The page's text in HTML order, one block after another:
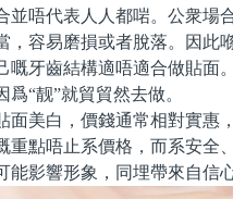
唔代表人人都啱。公衆場合
，容易磨損或者脫落。因此
嘅牙齒結構適唔適合做貼面
爲“靓”就貿貿然去做。
美白，價錢通常相對實惠，
重點唔止系價格，而系安全
能影響形象，同埋帶來自信